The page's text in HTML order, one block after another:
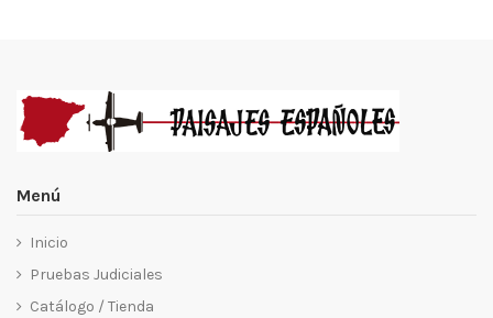
Menú
Inicio
Pruebas Judiciales
Catálogo / Tienda